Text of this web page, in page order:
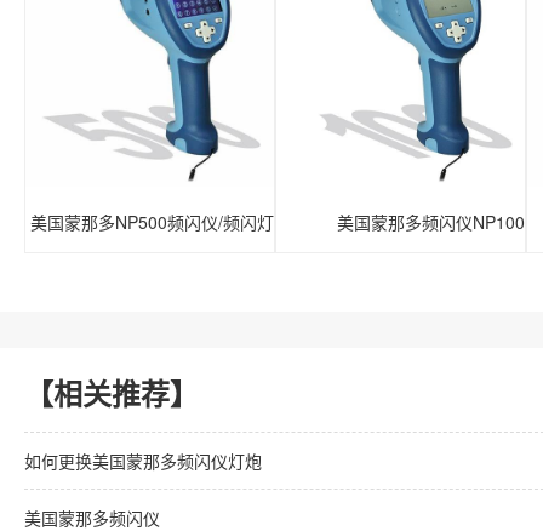
美国蒙那多NP500频闪仪/频闪灯 美国蒙那多频闪仪NP100
【相关推荐】
如何更换美国蒙那多频闪仪灯炮
美国蒙那多频闪仪